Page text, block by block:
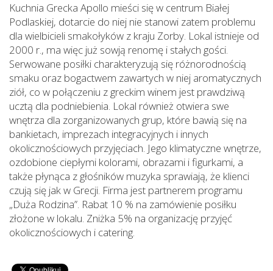
Kuchnia Grecka Apollo mieści się w centrum Białej
Podlaskiej, dotarcie do niej nie stanowi zatem problemu
dla wielbicieli smakołyków z kraju Zorby. Lokal istnieje od
2000 r., ma więc już sowją renomę i stałych gości.
Serwowane posiłki charakteryzują się różnorodnością
smaku oraz bogactwem zawartych w niej aromatycznych
ziół, co w połączeniu z greckim winem jest prawdziwą
ucztą dla podniebienia. Lokal również otwiera swe
wnętrza dla zorganizowanych grup, które bawią się na
bankietach, imprezach integracyjnych i innych
okolicznościowych przyjęciach. Jego klimatyczne wnętrze,
ozdobione ciepłymi kolorami, obrazami i figurkami, a
także płynąca z głośników muzyka sprawiają, że klienci
czują się jak w Grecji. Firma jest partnerem programu
„Duża Rodzina”. Rabat 10 % na zamówienie posiłku
złożone w lokalu. Zniżka 5% na organizację przyjęć
okolicznościowych i catering.